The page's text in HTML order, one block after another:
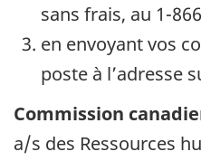
sans frais, au 1-
en envoyant vos
poste à l’adresse
Commission
a/s des Ressources